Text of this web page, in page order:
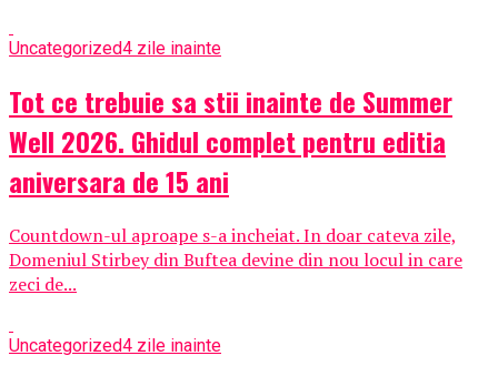
Uncategorized4 zile inainte
Tot ce trebuie sa stii inainte de Summer
Well 2026. Ghidul complet pentru editia
aniversara de 15 ani
Countdown-ul aproape s-a incheiat. In doar cateva zile,
Domeniul Stirbey din Buftea devine din nou locul in care
zeci de...
Uncategorized4 zile inainte